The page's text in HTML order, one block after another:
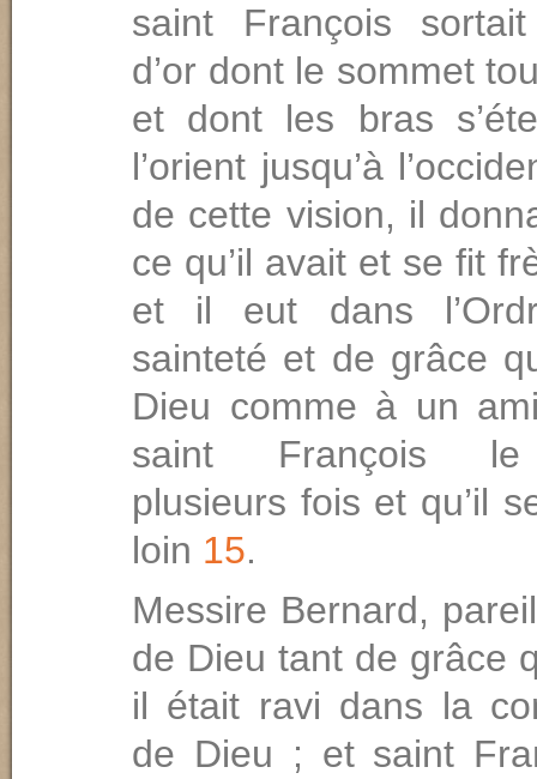
saint François
d’or dont le sommet
et dont les bras
l’orient jusqu’à
de cette vision, il
ce qu’il avait et se fit
et il eut dans
sainteté et de grâce
Dieu comme à un
saint François le
plusieurs fois et qu’il
loin 15.
Messire Bernard,
de Dieu tant de grâce
il était ravi dans la
de Dieu ; et saint